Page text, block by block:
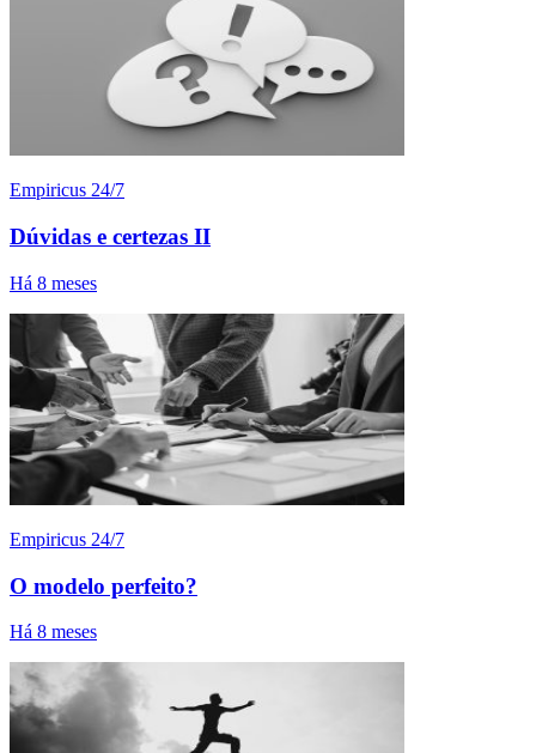
Empiricus 24/7
Dúvidas e certezas II
Há 8 meses
Empiricus 24/7
O modelo perfeito?
Há 8 meses